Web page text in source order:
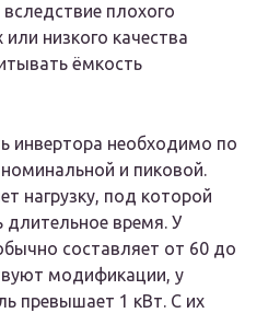
плохого
низкого качества
ёмкость
инвертора необходимо по
и пиковой.
нагрузку, под которой
время. У
составляет от 60 до
модификации, у
превышает 1 кВт. С их